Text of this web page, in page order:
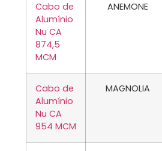
Cabo de
Alumínio
Nu CA
874,5
MCM
ANEMONE
Cabo de
Alumínio
Nu CA
954 MCM
MAGNOLIA